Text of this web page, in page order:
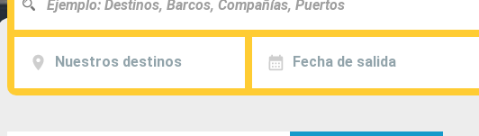
Nuestros destinos Fecha de salida